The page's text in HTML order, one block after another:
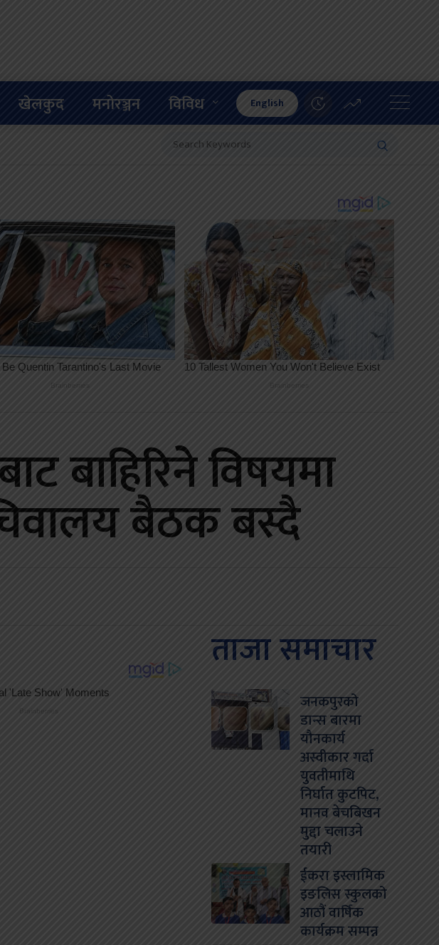
खेलकुद मनोरञ्जन विविध English
बाहिरिने विषयमा
बैठक बस्दै
ताजा समाचार
जनकपुरको
डान्स बारमा
यौनकार्य
अस्वीकार गर्दा
युवतीमाथि
निर्घात कुटपिट,
मानव बेचबिखन
मुद्दा चलाउने
तयारी
ईकरा इस्लामिक
इङलिस स्कुलको
आठौं वार्षिक
कार्यक्रम सम्पन्न